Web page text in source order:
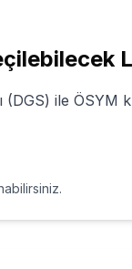
(DGS) ile